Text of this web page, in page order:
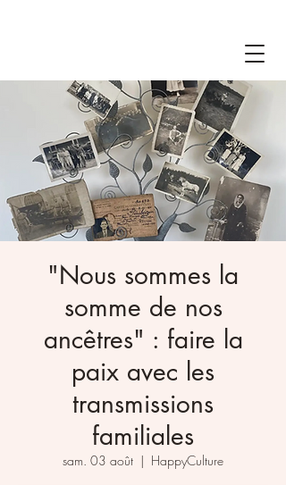
"Nous sommes la
somme de nos
ancêtres" : faire la
paix avec les
transmissions
familiales
sam. 03 août
  |
HappyCulture